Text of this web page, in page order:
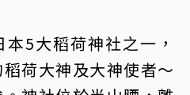
5大稻荷神社之一，
荷大神及大神使者～